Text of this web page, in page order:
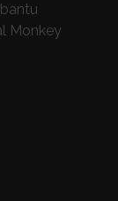
Monkey